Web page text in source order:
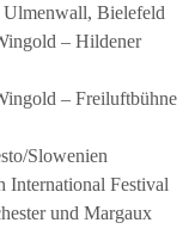
Ulmenwall, Bielefeld
– Hildener
– Freiluftbühne
Slowenien
International Festival
und Margaux